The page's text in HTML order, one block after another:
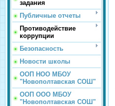
задания
Публичные отчеты
Противодействие
коррупции
Безопасность
Новости школы
ООП НОО МБОУ
"Новополтавская СОШ"
ООП ООО МБОУ
"Новополтавская СОШ"